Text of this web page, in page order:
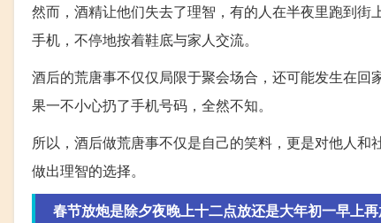
然而，酒精让他们失去了理智，有的人在半夜里跑到
手机，不停地按着鞋底与家人交流。
酒后的荒唐事不仅仅局限于聚会场合，还可能发生在
果一不小心扔了手机号码，全然不知。
所以，酒后做荒唐事不仅是自己的笑料，更是对他人和
做出理智的选择。
春节放炮是除夕夜晚上十二点放还是大年初一早上